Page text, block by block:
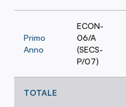
Primo
Anno
ECON-
06/A
(SECS-
P/07)
TOTALE